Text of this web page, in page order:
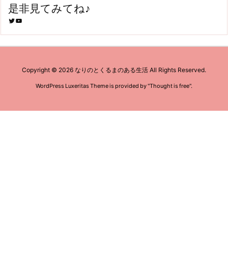
是非見てみてね♪
Twitter YouTube
Copyright © 2026 なりのとくるまのある生活 All Rights Reserved.
WordPress Luxeritas Theme is provided by "Thought is free".